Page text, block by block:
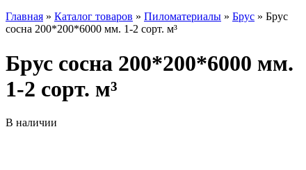
Главная » Каталог товаров » Пиломатериалы » Брус » Брус
сосна 200*200*6000 мм. 1-2 сорт. м³
Брус сосна 200*200*6000 мм.
1-2 сорт. м³
В наличии